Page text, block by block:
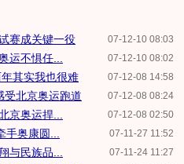
07-12-10 08:03
赛成关键一役
07-12-10 08:02
运不惧任...
07-12-08 14:58
其实我也很难
07-12-08 08:24
受北京奥运跑道
07-12-08 02:50
京奥运捍...
07-11-27 11:52
奥康圆...
07-11-24 11:27
与民族品...